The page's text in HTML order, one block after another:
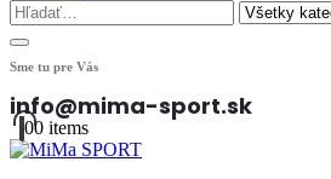
Sme tu pre Vás
info@mima-sport.sk
00 items